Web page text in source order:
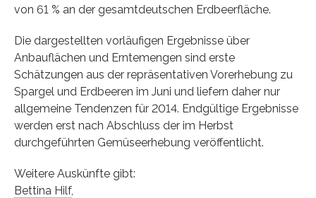
von 61 % an der gesamtdeutschen Erdbeerfläche.
Die dargestellten vorläufigen Ergebnisse über
Anbauflächen und Erntemengen sind erste
Schätzungen aus der repräsentativen Vorerhebung zu
Spargel und Erdbeeren im Juni und liefern daher nur
allgemeine Tendenzen für 2014. Endgültige Ergebnisse
werden erst nach Abschluss der im Herbst
durchgeführten Gemüseerhebung veröffentlicht.
Weitere Auskünfte gibt:
Bettina Hilf,